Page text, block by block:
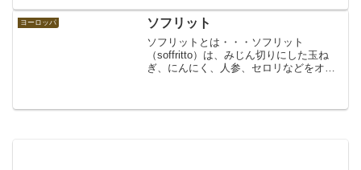
豚バラ肉、ハムなどをみじん切りにして
加えたものや、ニンニク、エ...
ヨーロッパ ソフリット
ソフリットとは・・・ソフリット
（soffritto）は、みじん切りにした玉ね
ぎ、にんにく、人参、セロリなどをオリ